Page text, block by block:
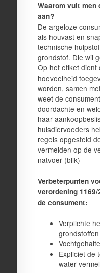
Waarom vult men
aan?
De argeloze
als houvast en
technische
grondstof. Die wil
Op het etiket dient
hoeveelheid
worden, samen
weet de
doordachte en
haar
huisdiervoeders
regels opgesteld
vermelden op de
natvoer (blik)
Verbeterpunten
verordening
de consument:
Verplichte
Expliciet de
water